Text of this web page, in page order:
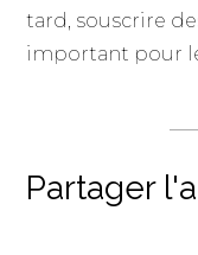
tard, souscrire
important pour
Partager